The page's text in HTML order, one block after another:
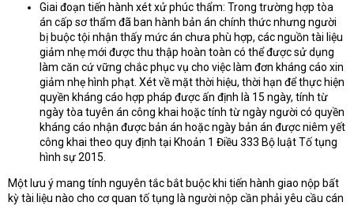
Giai đoạn tiến hành xét xử phúc thẩm: Trong trường hợp tòa
án cấp sơ thẩm đã ban hành bản án chính thức nhưng người
bị buộc tội nhận thấy mức án chưa phù hợp, các nguồn tài liệu
giảm nhẹ mới được thu thập hoàn toàn có thể được sử dụng
làm căn cứ vững chắc phục vụ cho việc làm đơn kháng cáo xin
giảm nhẹ hình phạt. Xét về mặt thời hiệu, thời hạn để thực hiện
quyền kháng cáo hợp pháp được ấn định là 15 ngày, tính từ
ngày tòa tuyên án công khai hoặc tính từ ngày người có quyền
kháng cáo nhận được bản án hoặc ngày bản án được niêm yết
công khai theo quy định tại Khoản 1 Điều 333 Bộ luật Tố tụng
hình sự 2015.
Một lưu ý mang tính nguyên tắc bắt buộc khi tiến hành giao nộp bất
kỳ tài liệu nào cho cơ quan tố tụng là người nộp cần phải yêu cầu cán